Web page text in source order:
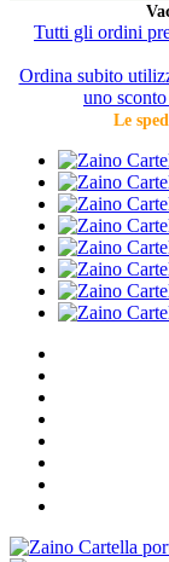
Tutti gli ordini
Ordina subito
uno
Le